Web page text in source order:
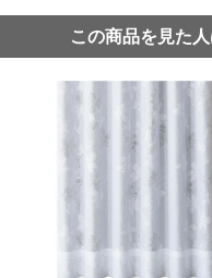
この商品を見た